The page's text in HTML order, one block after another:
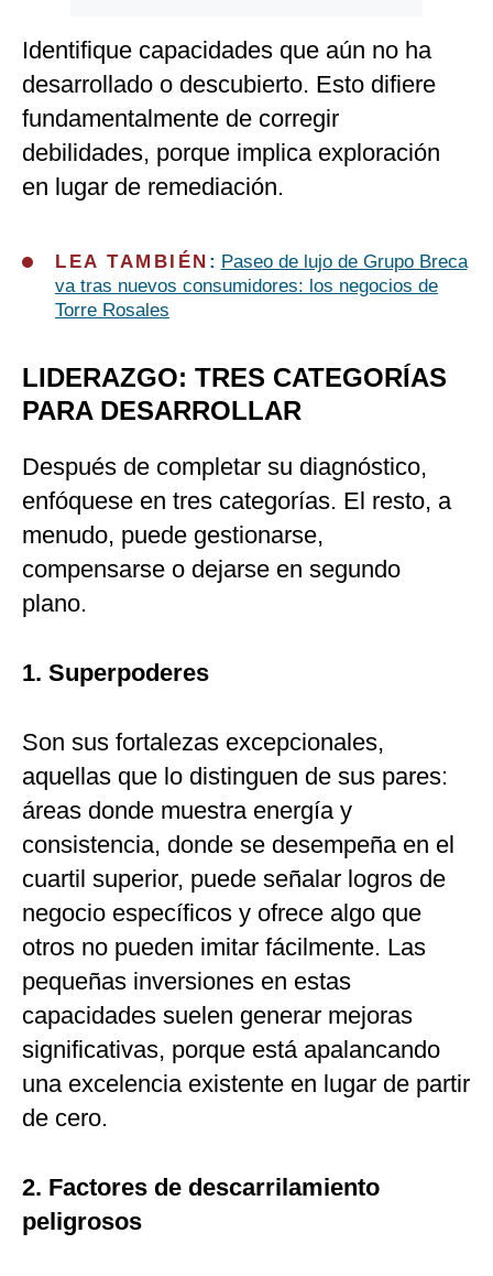
Identifique capacidades que aún no ha
desarrollado o descubierto. Esto difiere
fundamentalmente de corregir
debilidades, porque implica exploración
en lugar de remediación.
LEA TAMBIÉN : Paseo de lujo de Grupo Breca
va tras nuevos consumidores: los negocios de
Torre Rosales
LIDERAZGO: TRES CATEGORÍAS
PARA DESARROLLAR
Después de completar su diagnóstico,
enfóquese en tres categorías. El resto, a
menudo, puede gestionarse,
compensarse o dejarse en segundo
plano.
1. Superpoderes
Son sus fortalezas excepcionales,
aquellas que lo distinguen de sus pares:
áreas donde muestra energía y
consistencia, donde se desempeña en el
cuartil superior, puede señalar logros de
negocio específicos y ofrece algo que
otros no pueden imitar fácilmente. Las
pequeñas inversiones en estas
capacidades suelen generar mejoras
significativas, porque está apalancando
una excelencia existente en lugar de partir
de cero.
2. Factores de descarrilamiento
peligrosos